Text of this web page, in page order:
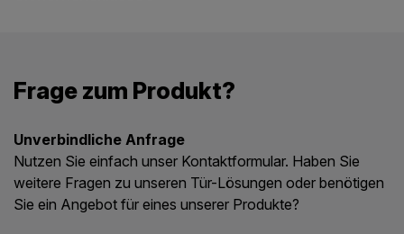
Frage zum Produkt?
Unverbindliche Anfrage
Nutzen Sie einfach unser Kontaktformular. Haben Sie
weitere Fragen zu unseren Tür-Lösungen oder benötigen
Sie ein Angebot für eines unserer Produkte?